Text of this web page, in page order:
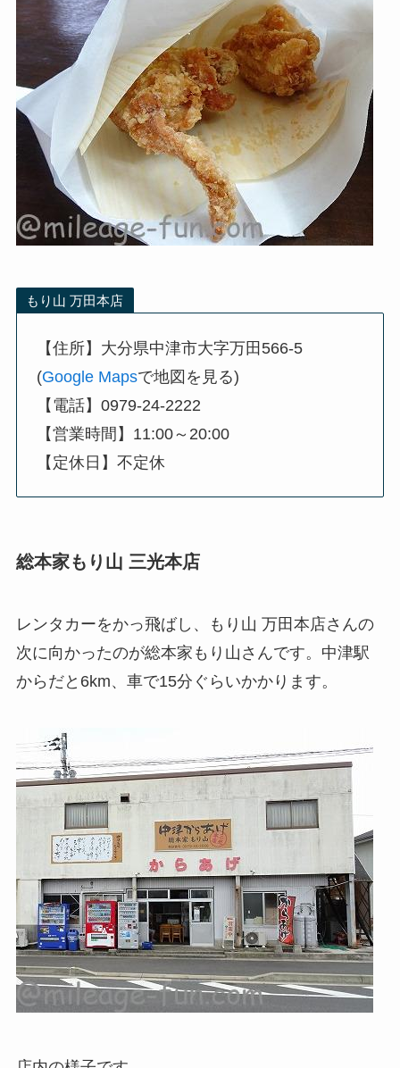
もり山 万田本店
【住所】大分県中津市大字万田566-5
(Google Mapsで地図を見る)
【電話】0979-24-2222
【営業時間】11:00～20:00
【定休日】不定休
総本家もり山 三光本店
レンタカーをかっ飛ばし、もり山 万田本店さんの
次に向かったのが総本家もり山さんです。中津駅
からだと6km、車で15分ぐらいかかります。